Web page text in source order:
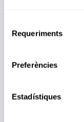
Requeriments
Preferències
Estadístiques
Aquest